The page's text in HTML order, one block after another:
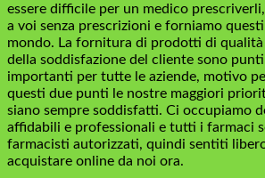
essere difficile per un medico
a voi senza prescrizioni e forniamo
mondo. La fornitura di prodotti di
della soddisfazione del cliente sono
importanti per tutte le aziende, motivo
questi due punti le nostre maggiori
siano sempre soddisfatti. Ci occupiamo
affidabili e professionali e tutti i farmaci
farmacisti autorizzati, quindi sentiti
acquistare online da noi ora.